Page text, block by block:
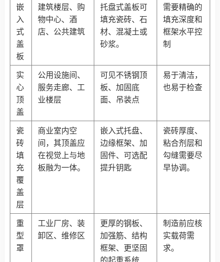
嵌
入
式
盖
板
建筑楼层、购
物中心、酒
店、公共建筑
托盘式盖板可
填充瓷砖、石
材、混凝土或
砂浆。
需要精确的
填充深度和
框架水平控
制
实
心
顶
盖
公用设施间、
服务走廊、工
业楼层
可见不锈钢顶
板、加固底
面、吊装点
易于清洁，
也易于检查
瓷
砖
填
充
覆
盖
层
商业室内空
间，其顶盖应
在视觉上与地
板融为一体。
嵌入式托盘、
边缘框架、加
固件、可选配
提升钥匙
瓷砖厚度、
粘合剂层和
勾缝需要尽
早协调。
重
型
罩
工业厂房、装
卸区、维修区
更厚的钢板、
加强筋、结构
框架、更坚固
的起重系统
制造前应核
实载荷需
求。